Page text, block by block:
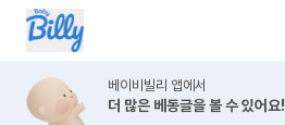
베이비빌리 앱에서
더 많은 베동글을 볼 수 있어요!